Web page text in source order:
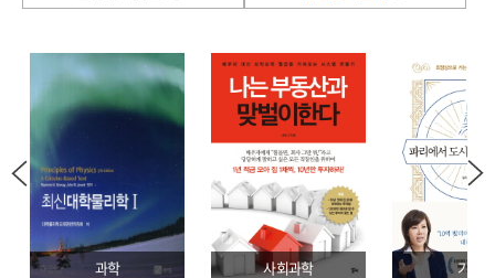
과학 사회과학 기술